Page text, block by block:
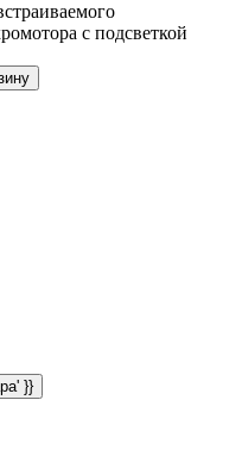
с подсветкой
}}